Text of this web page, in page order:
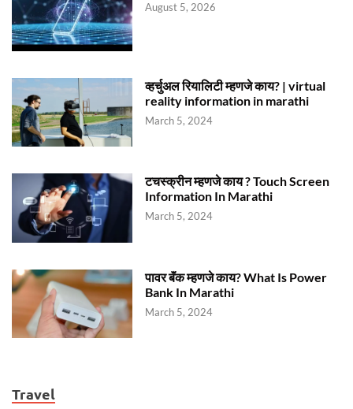
August 5, 2026
व्हर्चुअल रियालिटी म्हणजे काय? | virtual
reality information in marathi
March 5, 2024
टचस्क्रीन म्हणजे काय ? Touch Screen
Information In Marathi
March 5, 2024
पावर बॅंक म्हणजे काय? What Is Power
Bank In Marathi
March 5, 2024
Travel